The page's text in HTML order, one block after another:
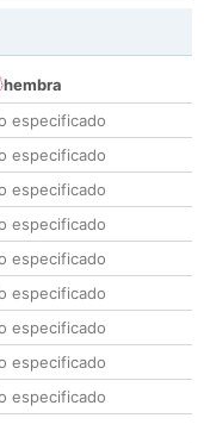
hembra
especificado
especificado
especificado
especificado
especificado
especificado
especificado
especificado
especificado